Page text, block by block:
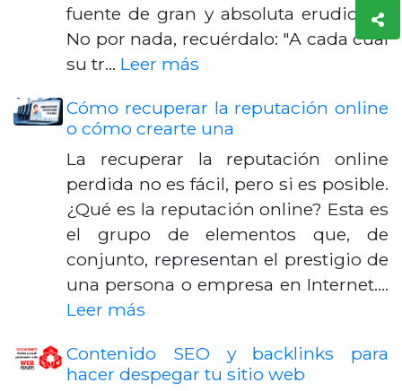
fuente de gran y absoluta erudición.
No por nada, recuérdalo: "A cada cual
su tr… Leer más
Cómo recuperar la reputación online
o cómo crearte una
La recuperar la reputación online
perdida no es fácil, pero si es posible.
¿Qué es la reputación online? Esta es
el grupo de elementos que, de
conjunto, representan el prestigio de
una persona o empresa en Internet.…
Leer más
Contenido SEO y backlinks para
hacer despegar tu sitio web